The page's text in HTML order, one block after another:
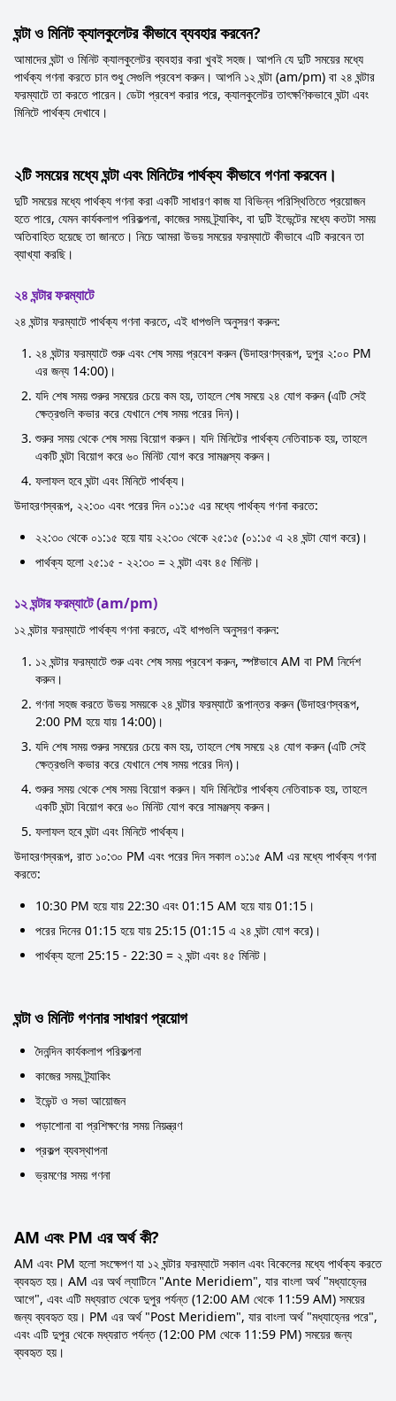
ঘন্টা ও মিনিট ক্যালকুলেটর কীভাবে ব্যবহার করবেন?
আমাদের ঘন্টা ও মিনিট ক্যালকুলেটর ব্যবহার করা খুবই সহজ। আপনি যে দুটি সময়ের মধ্যে
পার্থক্য গণনা করতে চান শুধু সেগুলি প্রবেশ করুন। আপনি ১২ ঘন্টা (am/pm) বা ২৪ ঘন্টার
ফরম্যাটে তা করতে পারেন। ডেটা প্রবেশ করার পরে, ক্যালকুলেটর তাৎক্ষণিকভাবে ঘন্টা এবং
মিনিটে পার্থক্য দেখাবে।
২টি সময়ের মধ্যে ঘন্টা এবং মিনিটের পার্থক্য কীভাবে গণনা করবেন।
দুটি সময়ের মধ্যে পার্থক্য গণনা করা একটি সাধারণ কাজ যা বিভিন্ন পরিস্থিতিতে প্রয়োজন
হতে পারে, যেমন কার্যকলাপ পরিকল্পনা, কাজের সময় ট্র্যাকিং, বা দুটি ইভেন্টের মধ্যে কতটা সময়
অতিবাহিত হয়েছে তা জানতে। নিচে আমরা উভয় সময়ের ফরম্যাটে কীভাবে এটি করবেন তা
ব্যাখ্যা করছি।
২৪ ঘন্টার ফরম্যাটে
২৪ ঘন্টার ফরম্যাটে পার্থক্য গণনা করতে, এই ধাপগুলি অনুসরণ করুন:
২৪ ঘন্টার ফরম্যাটে শুরু এবং শেষ সময় প্রবেশ করুন (উদাহরণস্বরূপ, দুপুর ২:০০ PM
এর জন্য 14:00)।
যদি শেষ সময় শুরুর সময়ের চেয়ে কম হয়, তাহলে শেষ সময়ে ২৪ যোগ করুন (এটি সেই
ক্ষেত্রগুলি কভার করে যেখানে শেষ সময় পরের দিন)।
শুরুর সময় থেকে শেষ সময় বিয়োগ করুন। যদি মিনিটের পার্থক্য নেতিবাচক হয়, তাহলে
একটি ঘন্টা বিয়োগ করে ৬০ মিনিট যোগ করে সামঞ্জস্য করুন।
ফলাফল হবে ঘন্টা এবং মিনিটে পার্থক্য।
উদাহরণস্বরূপ, ২২:৩০ এবং পরের দিন ০১:১৫ এর মধ্যে পার্থক্য গণনা করতে:
২২:৩০ থেকে ০১:১৫ হয়ে যায় ২২:৩০ থেকে ২৫:১৫ (০১:১৫ এ ২৪ ঘন্টা যোগ করে)।
পার্থক্য হলো ২৫:১৫ - ২২:৩০ = ২ ঘন্টা এবং ৪৫ মিনিট।
১২ ঘন্টার ফরম্যাটে (am/pm)
১২ ঘন্টার ফরম্যাটে পার্থক্য গণনা করতে, এই ধাপগুলি অনুসরণ করুন:
১২ ঘন্টার ফরম্যাটে শুরু এবং শেষ সময় প্রবেশ করুন, স্পষ্টভাবে AM বা PM নির্দেশ
করুন।
গণনা সহজ করতে উভয় সময়কে ২৪ ঘন্টার ফরম্যাটে রূপান্তর করুন (উদাহরণস্বরূপ,
2:00 PM হয়ে যায় 14:00)।
যদি শেষ সময় শুরুর সময়ের চেয়ে কম হয়, তাহলে শেষ সময়ে ২৪ যোগ করুন (এটি সেই
ক্ষেত্রগুলি কভার করে যেখানে শেষ সময় পরের দিন)।
শুরুর সময় থেকে শেষ সময় বিয়োগ করুন। যদি মিনিটের পার্থক্য নেতিবাচক হয়, তাহলে
একটি ঘন্টা বিয়োগ করে ৬০ মিনিট যোগ করে সামঞ্জস্য করুন।
ফলাফল হবে ঘন্টা এবং মিনিটে পার্থক্য।
উদাহরণস্বরূপ, রাত ১০:৩০ PM এবং পরের দিন সকাল ০১:১৫ AM এর মধ্যে পার্থক্য গণনা
করতে:
10:30 PM হয়ে যায় 22:30 এবং 01:15 AM হয়ে যায় 01:15।
পরের দিনের 01:15 হয়ে যায় 25:15 (01:15 এ ২৪ ঘন্টা যোগ করে)।
পার্থক্য হলো 25:15 - 22:30 = ২ ঘন্টা এবং ৪৫ মিনিট।
ঘন্টা ও মিনিট গণনার সাধারণ প্রয়োগ
দৈনন্দিন কার্যকলাপ পরিকল্পনা
কাজের সময় ট্র্যাকিং
ইভেন্ট ও সভা আয়োজন
পড়াশোনা বা প্রশিক্ষণের সময় নিয়ন্ত্রণ
প্রকল্প ব্যবস্থাপনা
ভ্রমণের সময় গণনা
AM এবং PM এর অর্থ কী?
AM এবং PM হলো সংক্ষেপণ যা ১২ ঘন্টার ফরম্যাটে সকাল এবং বিকেলের মধ্যে পার্থক্য করতে
ব্যবহৃত হয়। AM এর অর্থ ল্যাটিনে "Ante Meridiem", যার বাংলা অর্থ "মধ্যাহ্নের
আগে", এবং এটি মধ্যরাত থেকে দুপুর পর্যন্ত (12:00 AM থেকে 11:59 AM) সময়ের
জন্য ব্যবহৃত হয়। PM এর অর্থ "Post Meridiem", যার বাংলা অর্থ "মধ্যাহ্নের পরে",
এবং এটি দুপুর থেকে মধ্যরাত পর্যন্ত (12:00 PM থেকে 11:59 PM) সময়ের জন্য
ব্যবহৃত হয়।